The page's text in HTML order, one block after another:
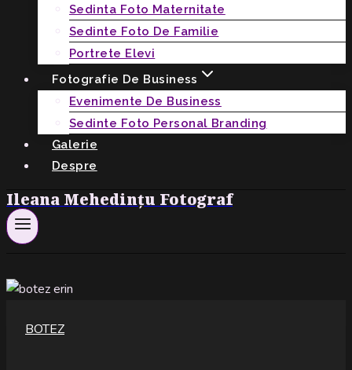
Sedinta Foto Maternitate
Sedinte Foto De Familie
Portrete Elevi
Fotografie De Business
Evenimente De Business
Sedinte Foto Personal Branding
Galerie
Despre
Ileana Mehedințu Fotograf
BOTEZ